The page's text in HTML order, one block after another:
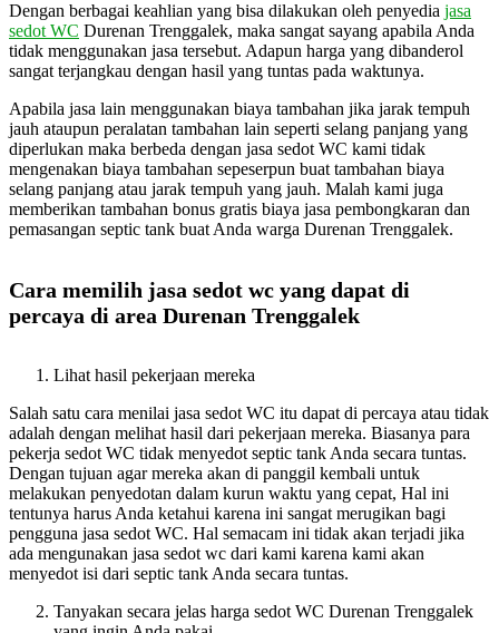
Dengan berbagai keahlian yang bisa dilakukan oleh penyedia jasa
sedot WC Durenan Trenggalek, maka sangat sayang apabila Anda
tidak menggunakan jasa tersebut. Adapun harga yang dibanderol
sangat terjangkau dengan hasil yang tuntas pada waktunya.
Apabila jasa lain menggunakan biaya tambahan jika jarak tempuh
jauh ataupun peralatan tambahan lain seperti selang panjang yang
diperlukan maka berbeda dengan jasa sedot WC kami tidak
mengenakan biaya tambahan sepeserpun buat tambahan biaya
selang panjang atau jarak tempuh yang jauh. Malah kami juga
memberikan tambahan bonus gratis biaya jasa pembongkaran dan
pemasangan septic tank buat Anda warga Durenan Trenggalek.
Cara memilih jasa sedot wc yang dapat di
percaya di area Durenan Trenggalek
Lihat hasil pekerjaan mereka
Salah satu cara menilai jasa sedot WC itu dapat di percaya atau tidak
adalah dengan melihat hasil dari pekerjaan mereka. Biasanya para
pekerja sedot WC tidak menyedot septic tank Anda secara tuntas.
Dengan tujuan agar mereka akan di panggil kembali untuk
melakukan penyedotan dalam kurun waktu yang cepat, Hal ini
tentunya harus Anda ketahui karena ini sangat merugikan bagi
pengguna jasa sedot WC. Hal semacam ini tidak akan terjadi jika
ada mengunakan jasa sedot wc dari kami karena kami akan
menyedot isi dari septic tank Anda secara tuntas.
Tanyakan secara jelas harga sedot WC Durenan Trenggalek